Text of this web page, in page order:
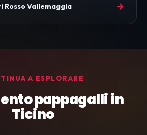
Rosso Vallemaggia →
A ESPLORARE
pappagalli in
Ticino